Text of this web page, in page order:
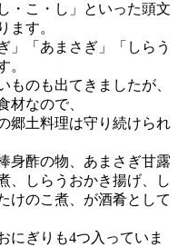
・こ・し」といった頭文
ます。
」「あまさぎ」「しらう
。
ものも出てきましたが、
材なので、
郷土料理は守り続けられ
身酢の物、あまさぎ甘露
、しらうおかき揚げ、し
けのこ煮、が酒肴として
にぎりも4つ入っていま